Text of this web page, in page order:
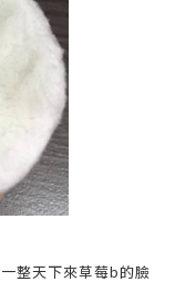
整天下來草莓b的臉